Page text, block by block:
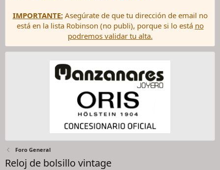
IMPORTANTE:Asegúrate de que tu dirección de email no
está en la lista Robinson (no publi), porque si lo está no
podremos validar tu alta.
Foro General
Reloj de bolsillo vintage